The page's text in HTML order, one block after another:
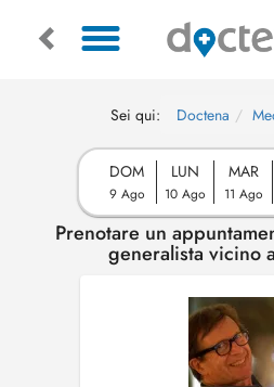
Sei qui: Doctena
DOM
9 Ago
LUN
10 Ago
MAR
11 Ago
Prenotare un
generalista vicino